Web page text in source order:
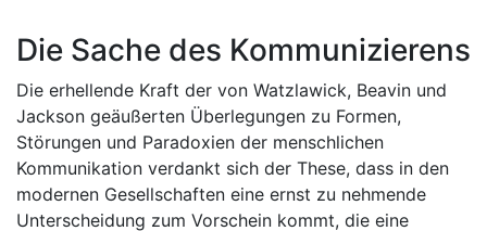
Die Sache des Kommunizierens
Die erhellende Kraft der von Watzlawick, Beavin und
Jackson geäußerten Überlegungen zu Formen,
Störungen und Paradoxien der menschlichen
Kommunikation verdankt sich der These, dass in den
modernen Gesellschaften eine ernst zu nehmende
Unterscheidung zum Vorschein kommt, die eine